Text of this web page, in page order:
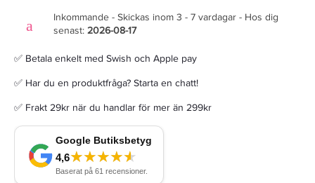
Inkommande - Skickas inom 3 - 7 vardagar - Hos dig
senast: 2026-08-17
✅ Betala enkelt med Swish och Apple pay
✅ Har du en produktfråga? Starta en chatt!
✅ Frakt 29kr när du handlar för mer än 299kr